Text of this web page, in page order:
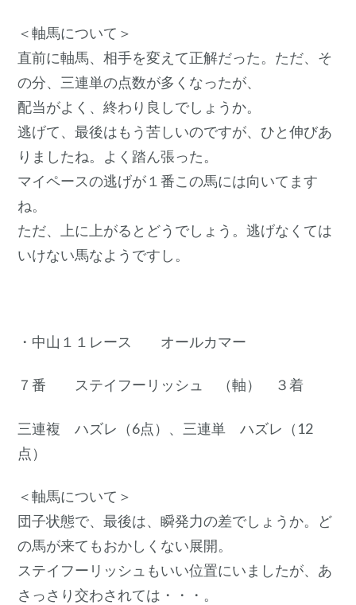
＜軸馬について＞
直前に軸馬、相手を変えて正解だった。ただ、そ
の分、三連単の点数が多くなったが、
配当がよく、終わり良しでしょうか。
逃げて、最後はもう苦しいのですが、ひと伸びあ
りましたね。よく踏ん張った。
マイペースの逃げが１番この馬には向いてます
ね。
ただ、上に上がるとどうでしょう。逃げなくては
いけない馬なようですし。
・中山１１レース オールカマー
７番 ステイフーリッシュ （軸） ３着
三連複 ハズレ（6点）、三連単 ハズレ（12
点）
＜軸馬について＞
団子状態で、最後は、瞬発力の差でしょうか。ど
の馬が来てもおかしくない展開。
ステイフーリッシュもいい位置にいましたが、あ
さっさり交わされては・・・。